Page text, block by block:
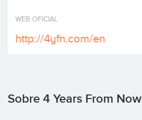
WEB OFICIAL
http://4yfn.com/en
Sobre 4 Years From Now